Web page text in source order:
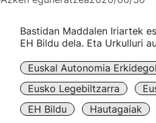
Bastidan Maddalen Iriartek
EH Bildu dela. Eta Urkulluri
Euskal Autonomia
Eusko Legebiltzarra
EH Bildu
Hautagaiak